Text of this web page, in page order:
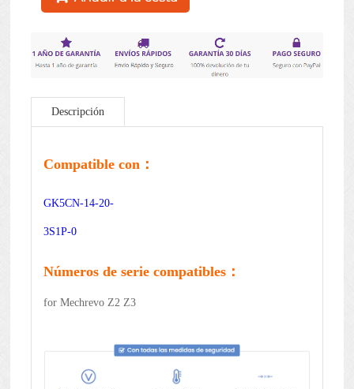
Descripción
Compatible con：
GK5CN-14-20-
3S1P-0
Números de serie compatibles：
for Mechrevo Z2 Z3